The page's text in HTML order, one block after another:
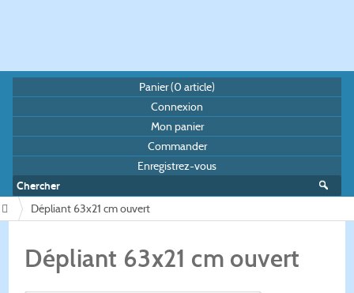
Panier (0 article)
Connexion
Mon panier
Commander
Enregistrez-vous
Dépliant 63x21 cm ouvert
Dépliant 63x21 cm ouvert